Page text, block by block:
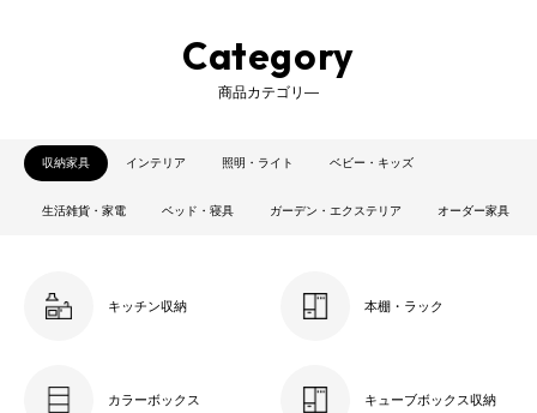
Category
商品カテゴリ―
収納家具 インテリア 照明・ライト ベビー・キッズ
生活雑貨・家電 ベッド・寝具 ガーデン・エクステリア オーダー家具
キッチン収納 本棚・ラック
カラーボックス キューブボックス収納